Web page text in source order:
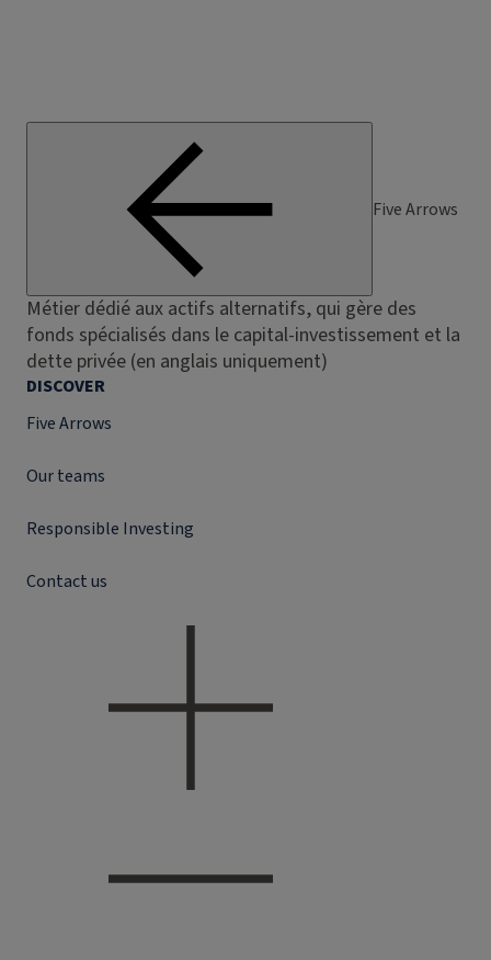
Five Arrows
Métier dédié aux actifs alternatifs, qui gère des
fonds spécialisés dans le capital-investissement et la
dette privée (en anglais uniquement)
DISCOVER
Five Arrows
Our teams
Responsible Investing
Contact us